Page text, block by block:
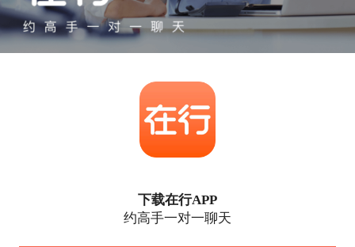
下载在行APP
约高手一对一聊天